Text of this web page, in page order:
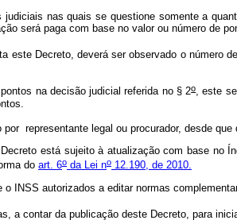
nas quais se questione somente a
será paga com base no valor ou número de
Decreto, deverá ser observado o número
na decisão judicial referida no § 2o, este
representante legal ou procurador, desde
está sujeito à atualização com base no
do art. 6o da Lei no 12.190, de 2010.
INSS autorizados a editar normas
a contar da publicação deste Decreto, para